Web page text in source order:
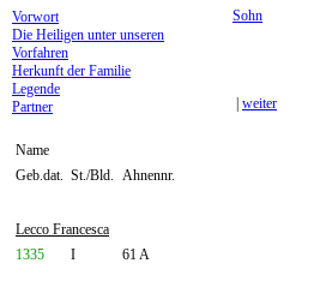
Vorwort
Die Heiligen unter unseren
Vorfahren
Herkunft der Familie
Legende
Partner
Name
Geb.dat. St./Bld. Ahnennr.
Lecco Francesca
1335
I 61 A
Sohn
weiter